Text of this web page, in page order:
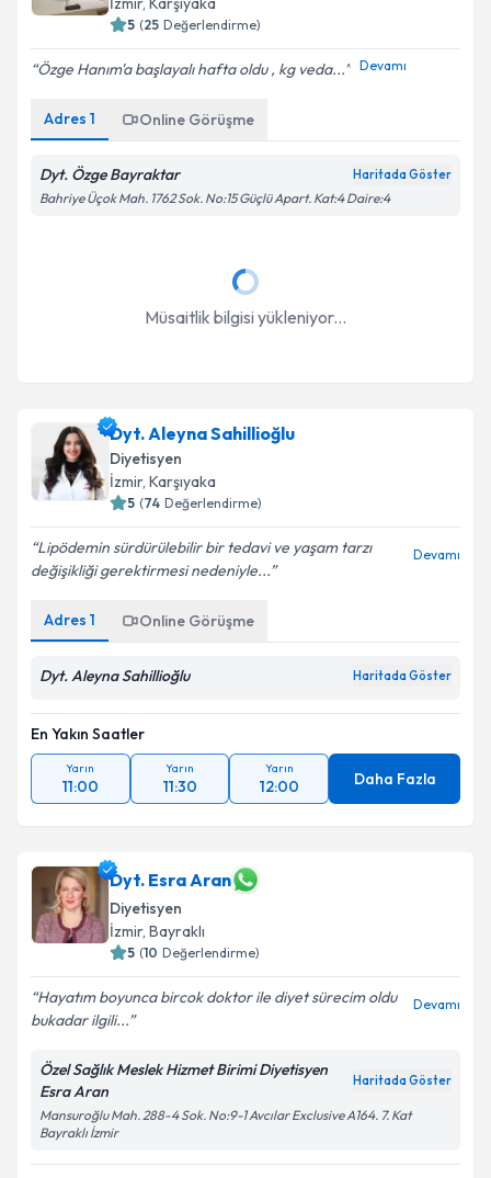
Kişisel verilerimin işlenmesine ilişkin Aydınlatma
kapsamda işlenmesini kabul ediyorum.
Takvim Talebini Gönder
5 (25 Değerlendirme)
Özge Hanım'a başlayalı hafta oldu , kg veda... Devamı
Adres 1 Online Görüşme
Dyt. Özge Bayraktar Haritada Göster
Bahriye Üçok Mah. 1762 Sok. No:15 Güçlü Apart. Kat:4 Daire:4
Müsaitlik bilgisi yükleniyor...
Dyt. Aleyna Sahillioğlu
Diyetisyen
İzmir, Karşıyaka
5 (74 Değerlendirme)
Lipödemin sürdürülebilir bir tedavi ve yaşam tarzı
değişikliği gerektirmesi nedeniyle...
Devamı
Adres 1 Online Görüşme
Dyt. Aleyna Sahillioğlu Haritada Göster
En Yakın Saatler
Yarın
11:00
Yarın
11:30
Yarın
12:00 Daha Fazla
Dyt. Esra Aran
Diyetisyen
İzmir, Bayraklı
5 (10 Değerlendirme)
Hayatım boyunca bircok doktor ile diyet sürecim oldu
bukadar ilgili...
Devamı
Özel Sağlık Meslek Hizmet Birimi Diyetisyen
Esra Aran
Haritada Göster
Mansuroğlu Mah. 288-4 Sok. No:9-1 Avcılar Exclusive A164. 7. Kat
Bayraklı İzmir